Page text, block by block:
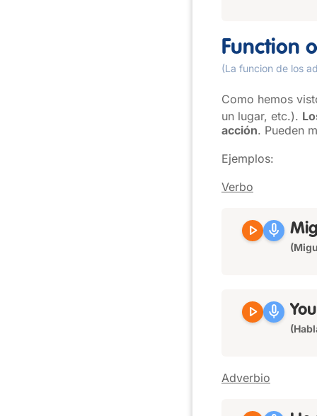
Function
(La funcion de los
Como hemos
un lugar, etc.).
acción. Pueden
Ejemplos:
Verbo
play_arrow mic
play_arrow mic You
Adverbio